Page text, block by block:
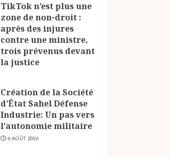
TikTok n’est plus une
zone de non-droit :
après des injures
contre une ministre,
trois prévenus devant
la justice
Création de la Société
d’État Sahel Défense
Industrie: Un pas vers
l’autonomie militaire
6 AOÛT 2026